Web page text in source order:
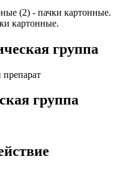
(2) - пачки картонные.
картонные.
группа
группа